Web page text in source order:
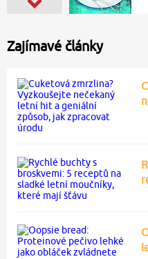
Zajímavé články